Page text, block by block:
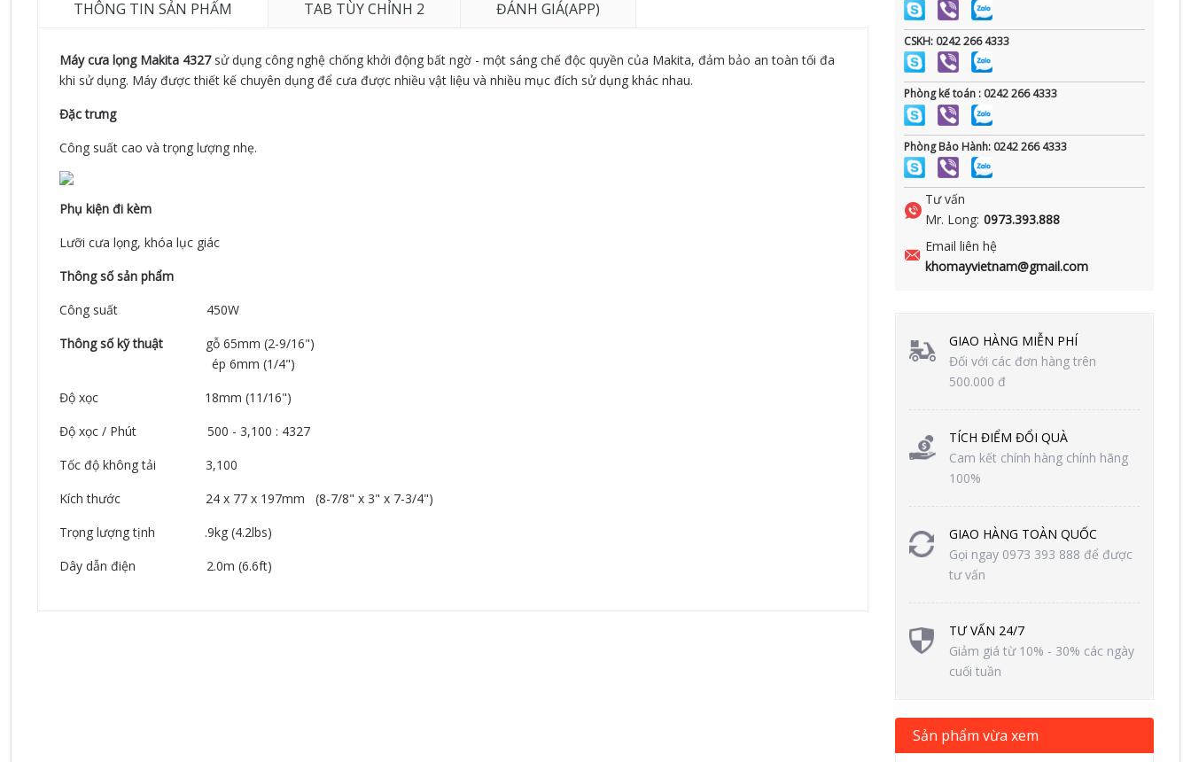
THÔNG TIN SẢN PHẨM TAB TÙY CHỈNH 2 ĐÁNH GIÁ(APP)
Máy cưa lọng Makita 4327 sử dụng công nghệ chống khởi động bất ngờ - một sáng chế độc quyền của Makita, đảm bảo an toàn tối đa
khi sử dụng. Máy được thiết kế chuyên dụng để cưa được nhiều vật liệu và nhiều mục đích sử dụng khác nhau.
Đặc trưng
Công suất cao và trọng lượng nhẹ.
Phụ kiện đi kèm
Lưỡi cưa lọng, khóa lục giác
Thông số sản phẩm
Công suất 450W
Thông số kỹ thuật
gỗ 65mm (2-9/16")
ép 6mm (1/4")
Độ xọc 18mm (11/16")
Độ xọc / Phút 500 - 3,100 : 4327
Tốc độ không tải 3,100
Kích thước 24 x 77 x 197mm (8-7/8" x 3" x 7-3/4")
Trọng lượng tịnh .9kg (4.2lbs)
Dây dẫn điện 2.0m (6.6ft)
CSKH: 0242 266 4333
Phòng kế toán : 0242 266 4333
Phòng Bảo Hành: 0242 266 4333
Tư vấn
Mr. Long: 0973.393.888
Email liên hệ
khomayvietnam@gmail.com
GIAO HÀNG MIỄN PHÍ
Đối với các đơn hàng trên
500.000 đ
TÍCH ĐIỂM ĐỔI QUÀ
Cam kết chính hàng chính hãng
100%
GIAO HÀNG TOÀN QUỐC
Gọi ngay 0973 393 888 để được
tư vấn
TƯ VẤN 24/7
Giảm giá từ 10% - 30% các ngày
cuối tuần
Sản phẩm vừa xem